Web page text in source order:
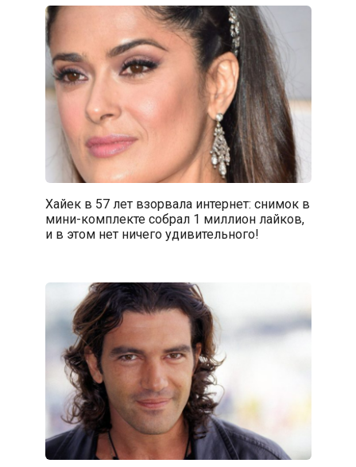
Хайек в 57 лет взорвала интернет: снимок в
мини-комплекте собрал 1 миллион лайков,
и в этом нет ничего удивительного!